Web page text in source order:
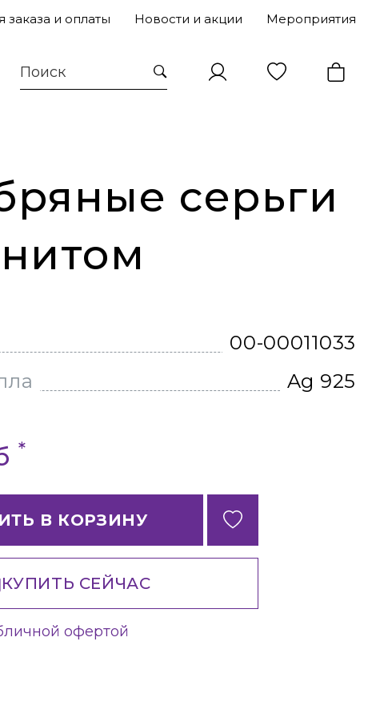
заказа и оплаты Новости и акции Мероприятия
серьги
00-00011033
Ag 925
*
В КОРЗИНУ
КУПИТЬ СЕЙЧАС
офертой